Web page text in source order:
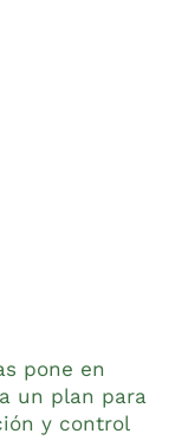
pone en
un plan para
y control